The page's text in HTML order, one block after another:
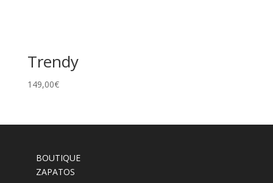
Trendy
149,00€
BOUTIQUE
ZAPATOS